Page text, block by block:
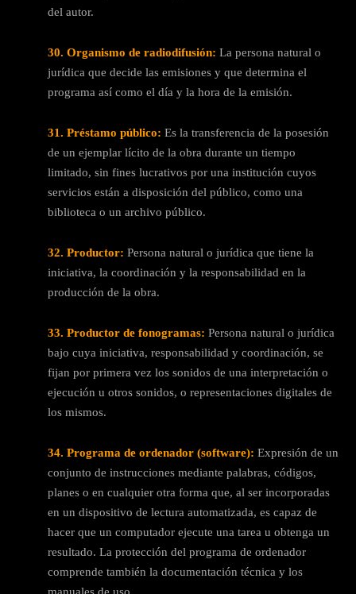
del autor.
30. Organismo de radiodifusión: La persona natural o
jurídica que decide las emisiones y que determina el
programa así como el día y la hora de la emisión.
31. Préstamo público: Es la transferencia de la posesión
de un ejemplar lícito de la obra durante un tiempo
limitado, sin fines lucrativos por una institución cuyos
servicios están a disposición del público, como una
biblioteca o un archivo público.
32. Productor: Persona natural o jurídica que tiene la
iniciativa, la coordinación y la responsabilidad en la
producción de la obra.
33. Productor de fonogramas: Persona natural o jurídica
bajo cuya iniciativa, responsabilidad y coordinación, se
fijan por primera vez los sonidos de una interpretación o
ejecución u otros sonidos, o representaciones digitales de
los mismos.
34. Programa de ordenador (software): Expresión de un
conjunto de instrucciones mediante palabras, códigos,
planes o en cualquier otra forma que, al ser incorporadas
en un dispositivo de lectura automatizada, es capaz de
hacer que un computador ejecute una tarea u obtenga un
resultado. La protección del programa de ordenador
comprende también la documentación técnica y los